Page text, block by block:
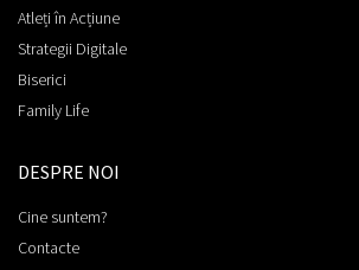
Atleți în Acțiune
Strategii Digitale
Biserici
Family Life
DESPRE NOI
Cine suntem?
Contacte